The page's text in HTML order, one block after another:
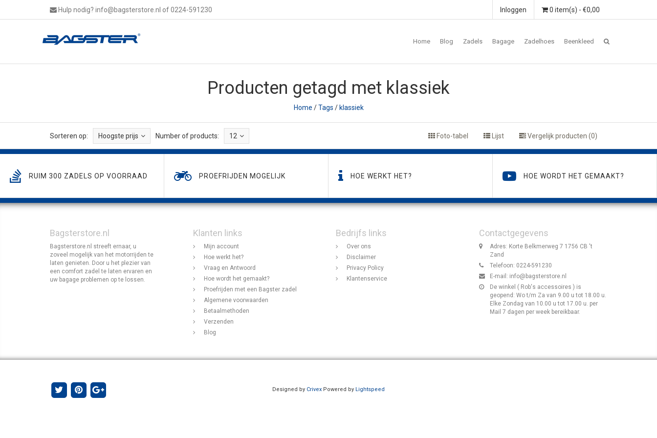
Hulp nodig? info@bagsterstore.nl of 0224-591230 0 item(s) - €0,00
Inloggen
Home Blog Zadels Bagage Zadelhoes Beenkleed
Producten getagd met klassiek
Home /Tags /klassiek
Sorteren op: Hoogste prijs Number of products: 12 Foto-tabel Lijst Vergelijk producten (0)
RUIM 300 ZADELS OP VOORRAAD PROEFRIJDEN MOGELIJK HOE WERKT HET? HOE WORDT HET GEMAAKT?
Bagsterstore.nl
Bagsterstore.nl streeft ernaar, u
zoveel mogelijk van het motorrijden te
laten genieten. Door u het plezier van
een comfort zadel te laten ervaren en
uw bagage problemen op te lossen.
Klanten links
Mijn account
Hoe werkt het?
Vraag en Antwoord
Hoe wordt het gemaakt?
Proefrijden met een Bagster zadel
Algemene voorwaarden
Betaalmethoden
Verzenden
Blog
Bedrijfs links
Over ons
Disclaimer
Privacy Policy
Klantenservice
Contactgegevens
Adres: Korte Belkmerweg 7 1756 CB 't
Zand
Telefoon: 0224-591230
E-mail: info@bagsterstore.nl
De winkel ( Rob's accessoires ) is
geopend: Wo t/m Za van 9.00 u tot 18.00 u.
Elke Zondag van 10.00 u tot 17.00 u. per
Mail 7 dagen per week bereikbaar.
Designed by Crivex Powered by Lightspeed